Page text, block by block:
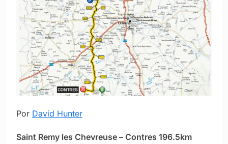
Por David Hunter
Saint Remy les Chevreuse – Contres 196.5km